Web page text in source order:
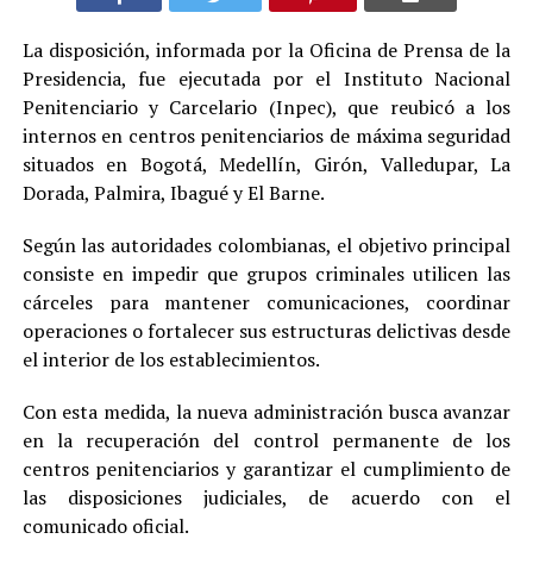
La disposición, informada por la Oficina de Prensa de la
Presidencia, fue ejecutada por el Instituto Nacional
Penitenciario y Carcelario (Inpec), que reubicó a los
internos en centros penitenciarios de máxima seguridad
situados en Bogotá, Medellín, Girón, Valledupar, La
Dorada, Palmira, Ibagué y El Barne.
Según las autoridades colombianas, el objetivo principal
consiste en impedir que grupos criminales utilicen las
cárceles para mantener comunicaciones, coordinar
operaciones o fortalecer sus estructuras delictivas desde
el interior de los establecimientos.
Con esta medida, la nueva administración busca avanzar
en la recuperación del control permanente de los
centros penitenciarios y garantizar el cumplimiento de
las disposiciones judiciales, de acuerdo con el
comunicado oficial.